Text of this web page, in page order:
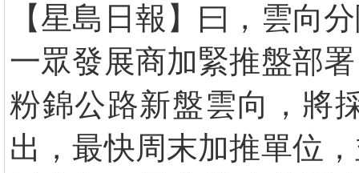
【星島日報】曰，雲向
一眾發展商加緊推盤部
粉錦公路新盤雲向，將
出，最快周末加推單位